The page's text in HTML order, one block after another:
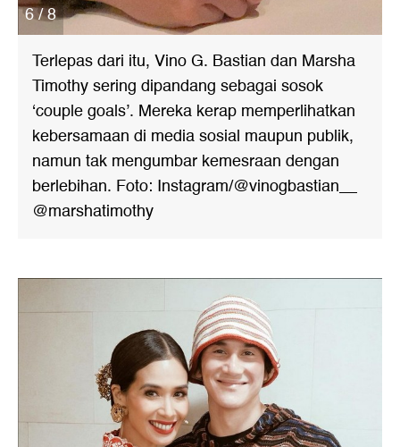
6 / 8
Terlepas dari itu, Vino G. Bastian dan Marsha
Timothy sering dipandang sebagai sosok
‘couple goals’. Mereka kerap memperlihatkan
kebersamaan di media sosial maupun publik,
namun tak mengumbar kemesraan dengan
berlebihan. Foto: Instagram/@vinogbastian__
@marshatimothy